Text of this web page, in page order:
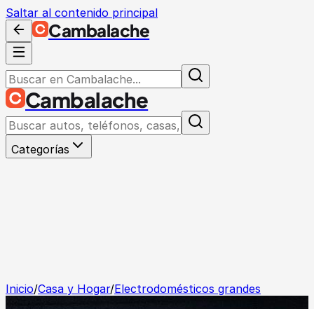
Saltar al contenido principal
Cambalache
Cambalache
Categorías
Inicio/Casa y Hogar/Electrodomésticos grandes